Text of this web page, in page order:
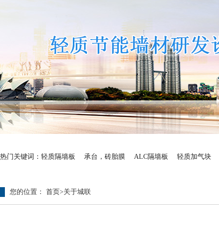
热门关键词： 轻质隔墙板 承台，砖胎膜 ALC隔墙板 轻质加气块
您的位置： 首页>关于城联